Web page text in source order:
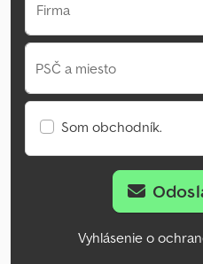
Firma
PSČ a miesto
Som obchodník.
Vyhlásenie o